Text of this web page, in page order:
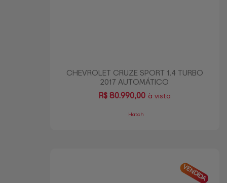
CHEVROLET CRUZE SPORT 1.4 TURBO
2017 AUTOMÁTICO
R$80.990,00 à vista
Hatch
VENDIDA